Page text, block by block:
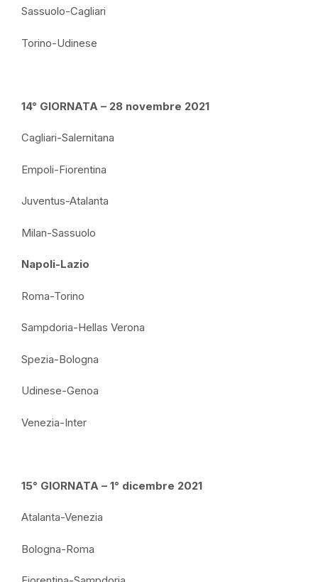
Sassuolo-Cagliari
Torino-Udinese
14° GIORNATA – 28 novembre 2021
Cagliari-Salernitana
Empoli-Fiorentina
Juventus-Atalanta
Milan-Sassuolo
Napoli-Lazio
Roma-Torino
Sampdoria-Hellas Verona
Spezia-Bologna
Udinese-Genoa
Venezia-Inter
15° GIORNATA – 1° dicembre 2021
Atalanta-Venezia
Bologna-Roma